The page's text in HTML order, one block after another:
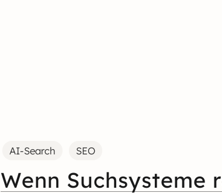
AI-Search SEO
Wenn Suchsysteme